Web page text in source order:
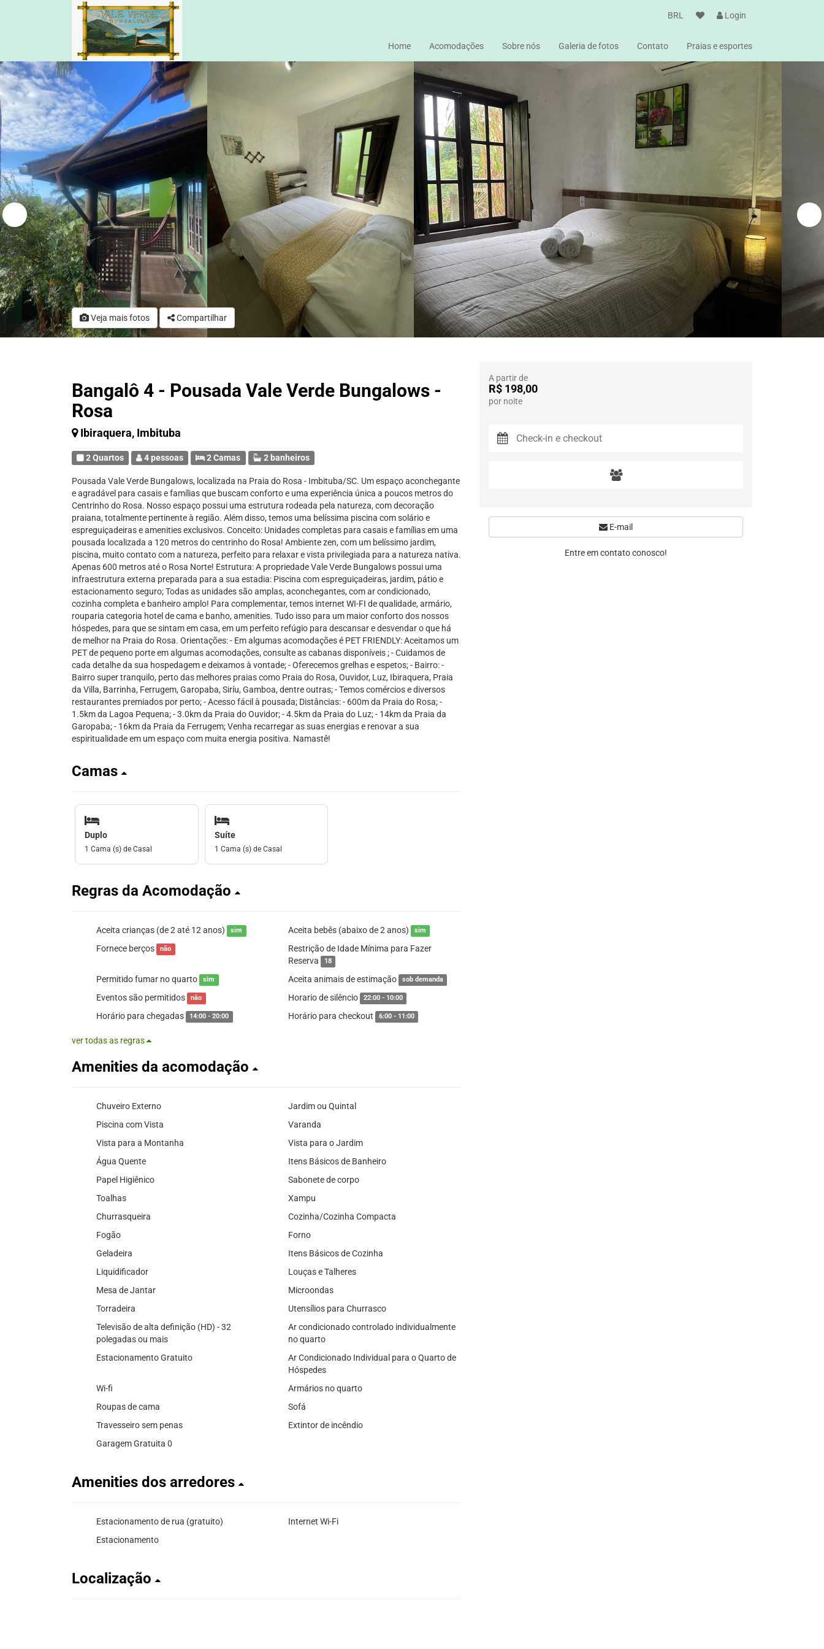
BRL Login
Home Acomodações Sobre nós Galeria de fotos Contato Praias e esportes
Veja mais fotos Compartilhar
Bangalô 4 - Pousada Vale Verde Bungalows -
Rosa
Ibiraquera, Imbituba
2 Quartos 4 pessoas 2 Camas 2 banheiros
Pousada Vale Verde Bungalows, localizada na Praia do Rosa - Imbituba/SC. Um espaço aconchegante
e agradável para casais e famílias que buscam conforto e uma experiência única a poucos metros do
Centrinho do Rosa. Nosso espaço possui uma estrutura rodeada pela natureza, com decoração
praiana, totalmente pertinente à região. Além disso, temos uma belíssima piscina com solário e
espreguiçadeiras e amenities exclusivos. Conceito: Unidades completas para casais e famílias em uma
pousada localizada a 120 metros do centrinho do Rosa! Ambiente zen, com um belíssimo jardim,
piscina, muito contato com a natureza, perfeito para relaxar e vista privilegiada para a natureza nativa.
Apenas 600 metros até o Rosa Norte! Estrutura: A propriedade Vale Verde Bungalows possui uma
infraestrutura externa preparada para a sua estadia: Piscina com espreguiçadeiras, jardim, pátio e
estacionamento seguro; Todas as unidades são amplas, aconchegantes, com ar condicionado,
cozinha completa e banheiro amplo! Para complementar, temos internet WI-FI de qualidade, armário,
rouparia categoria hotel de cama e banho, amenities. Tudo isso para um maior conforto dos nossos
hóspedes, para que se sintam em casa, em um perfeito refúgio para descansar e desvendar o que há
de melhor na Praia do Rosa. Orientações: - Em algumas acomodações é PET FRIENDLY: Aceitamos um
PET de pequeno porte em algumas acomodações, consulte as cabanas disponíveis ; - Cuidamos de
cada detalhe da sua hospedagem e deixamos à vontade; - Oferecemos grelhas e espetos; - Bairro: -
Bairro super tranquilo, perto das melhores praias como Praia do Rosa, Ouvidor, Luz, Ibiraquera, Praia
da Villa, Barrinha, Ferrugem, Garopaba, Siríu, Gamboa, dentre outras; - Temos comércios e diversos
restaurantes premiados por perto; - Acesso fácil à pousada; Distâncias: - 600m da Praia do Rosa; -
1.5km da Lagoa Pequena; - 3.0km da Praia do Ouvidor; - 4.5km da Praia do Luz; - 14km da Praia da
Garopaba; - 16km da Praia da Ferrugem; Venha recarregar as suas energias e renovar a sua
espiritualidade em um espaço com muita energia positiva. Namastê!
Camas
Duplo
1 Cama (s) de Casal
Suíte
1 Cama (s) de Casal
Regras da Acomodação
Aceita crianças (de 2 até 12 anos) sim Aceita bebês (abaixo de 2 anos) sim
Fornece berços não
Restrição de Idade Mínima para Fazer
Reserva
18
Permitido fumar no quarto sim Aceita animais de estimação sob demanda
Eventos são permitidos não Horario de silêncio 22:00 - 10:00
Horário para chegadas 14:00 - 20:00 Horário para checkout 6:00 - 11:00
ver todas as regras
Amenities da acomodação
Chuveiro Externo
Jardim ou Quintal
Piscina com Vista
Varanda
Vista para a Montanha
Vista para o Jardim
Água Quente
Itens Básicos de Banheiro
Papel Higiênico
Sabonete de corpo
Toalhas
Xampu
Churrasqueira
Cozinha/Cozinha Compacta
Fogão
Forno
Geladeira
Itens Básicos de Cozinha
Liquidificador
Louças e Talheres
Mesa de Jantar
Microondas
Torradeira
Utensílios para Churrasco
Televisão de alta definição (HD) - 32
polegadas ou mais
Ar condicionado controlado individualmente
no quarto
Estacionamento Gratuito
Ar Condicionado Individual para o Quarto de
Hóspedes
Wi-fi
Armários no quarto
Roupas de cama
Sofá
Travesseiro sem penas
Extintor de incêndio
Garagem Gratuita 0
Amenities dos arredores
Estacionamento de rua (gratuito)
Internet Wi-Fi
Estacionamento
Localização
A partir de
R$ 198,00
por noite
E-mail
Entre em contato conosco!